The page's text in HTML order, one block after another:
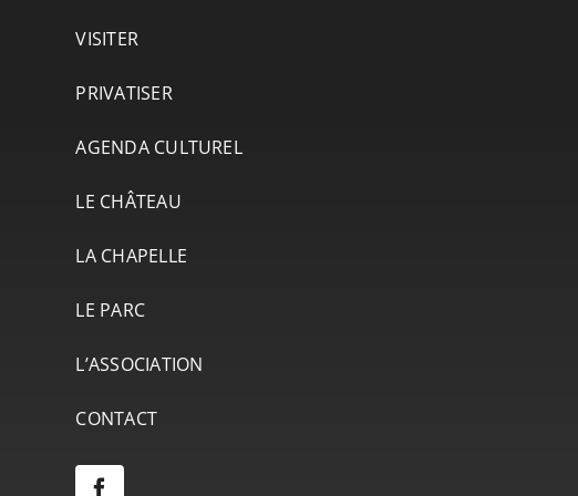
VISITER
PRIVATISER
AGENDA CULTUREL
LE CHÂTEAU
LA CHAPELLE
LE PARC
L’ASSOCIATION
CONTACT